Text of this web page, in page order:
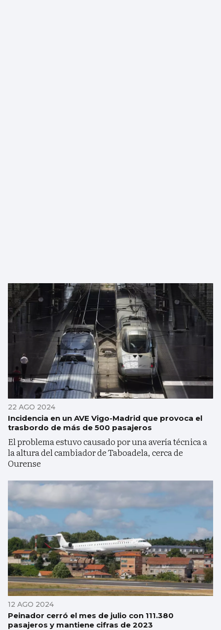
22 AGO 2024
Incidencia en un AVE Vigo-Madrid que provoca el
trasbordo de más de 500 pasajeros
El problema estuvo causado por una avería técnica a
la altura del cambiador de Taboadela, cerca de
Ourense
12 AGO 2024
Peinador cerró el mes de julio con 111.380
pasajeros y mantiene cifras de 2023